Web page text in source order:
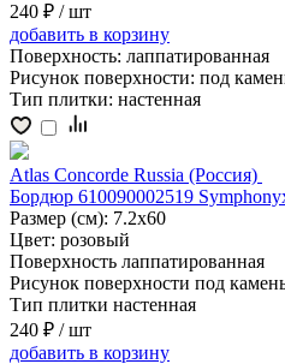
240 ₽ / шт
добавить в корзину
Поверхность: лаппатированная
Рисунок поверхности: под
Тип плитки: настенная
Atlas Concorde Russia (Россия)
Бордюр 610090002519
Размер (см): 7.2x60
Цвет: розовый
Поверхность лаппатированная
Рисунок поверхности под
Тип плитки настенная
240 ₽ / шт
добавить в корзину